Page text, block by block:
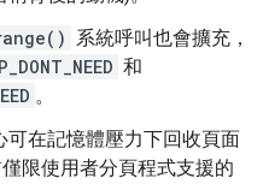
系統呼叫也會擴充，
和
。
在記憶體壓力下回收頁面
限使用者分頁程式支援的